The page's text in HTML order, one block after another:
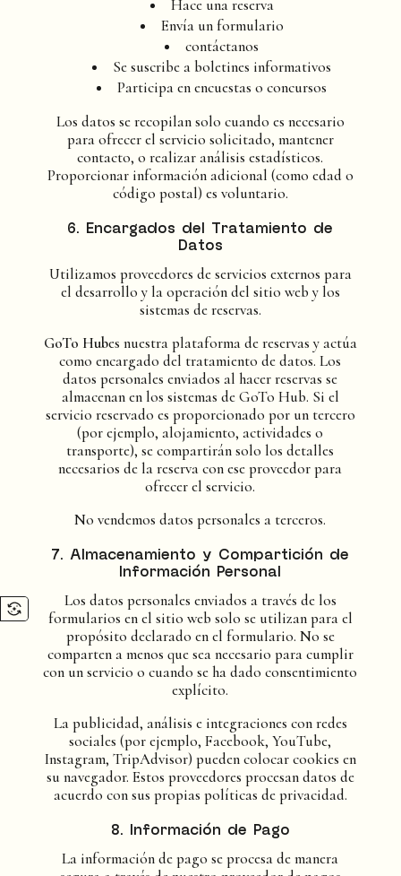
Hace una reserva
Envía un formulario
contáctanos
Se suscribe a boletines informativos
Participa en encuestas o concursos
Los datos se recopilan solo cuando es necesario
para ofrecer el servicio solicitado, mantener
contacto, o realizar análisis estadísticos.
Proporcionar información adicional (como edad o
código postal) es voluntario.
6. Encargados del Tratamiento de
Datos
Utilizamos proveedores de servicios externos para
el desarrollo y la operación del sitio web y los
sistemas de reservas.
GoTo Hubes nuestra plataforma de reservas y actúa
como encargado del tratamiento de datos. Los
datos personales enviados al hacer reservas se
almacenan en los sistemas de GoTo Hub. Si el
servicio reservado es proporcionado por un tercero
(por ejemplo, alojamiento, actividades o
transporte), se compartirán solo los detalles
necesarios de la reserva con ese proveedor para
ofrecer el servicio.
No vendemos datos personales a terceros.
7. Almacenamiento y Compartición de
Información Personal
Los datos personales enviados a través de los
formularios en el sitio web solo se utilizan para el
propósito declarado en el formulario. No se
comparten a menos que sea necesario para cumplir
con un servicio o cuando se ha dado consentimiento
explícito.
La publicidad, análisis e integraciones con redes
sociales (por ejemplo, Facebook, YouTube,
Instagram, TripAdvisor) pueden colocar cookies en
su navegador. Estos proveedores procesan datos de
acuerdo con sus propias políticas de privacidad.
8. Información de Pago
La información de pago se procesa de manera